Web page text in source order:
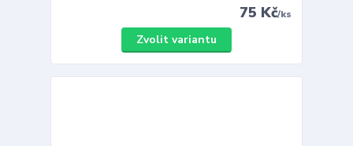
75 Kč/ks
Zvolit variantu